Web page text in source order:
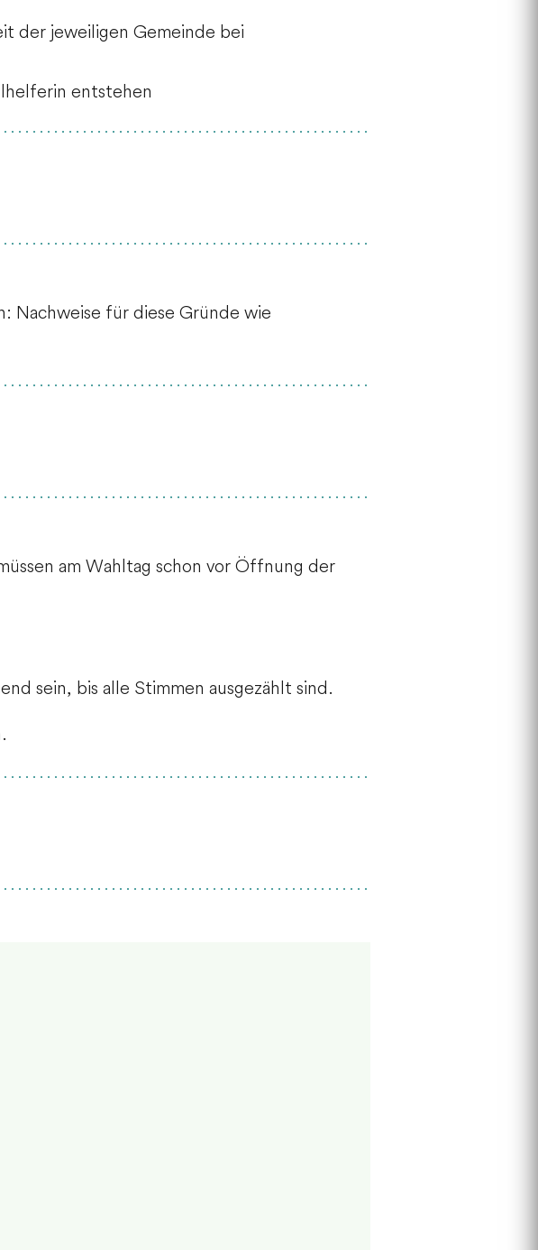
der jeweiligen Gemeinde bei
entstehen
Nachweise für diese Gründe wie
am Wahltag schon vor Öffnung der
sein, bis alle Stimmen ausgezählt sind.